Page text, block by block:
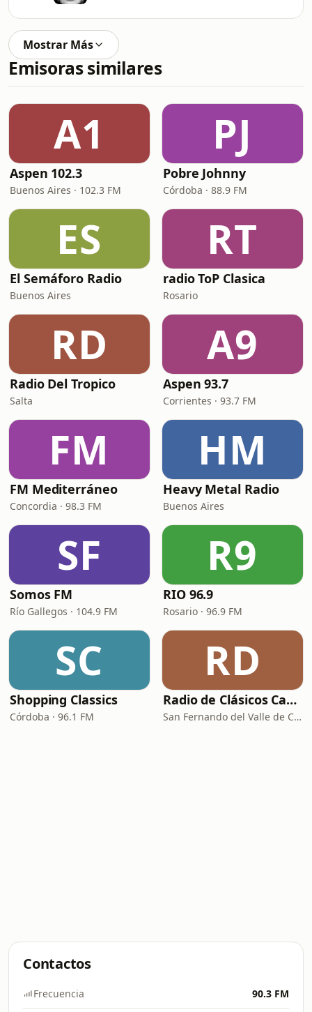
Mostrar Más
Emisoras similares
A1
Aspen 102.3
Buenos Aires · 102.3 FM
PJ
Pobre Johnny
Córdoba · 88.9 FM
ES
El Semáforo Radio
Buenos Aires
RT
radio ToP Clasica
Rosario
RD
Radio Del Tropico
Salta
A9
Aspen 93.7
Corrientes · 93.7 FM
FM
FM Mediterráneo
Concordia · 98.3 FM
HM
Heavy Metal Radio
Buenos Aires
SF
Somos FM
Río Gallegos · 104.9 FM
R9
RIO 96.9
Rosario · 96.9 FM
SC
Shopping Classics
Córdoba · 96.1 FM
RD
Radio de Clásicos Catamarca
San Fernando del Valle de Catamarca · 93.5 FM
Contactos
Frecuencia 90.3 FM